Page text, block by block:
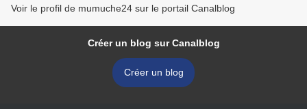
Voir le profil de mumuche24 sur le portail Canalblog
Créer un blog sur Canalblog
Créer un blog